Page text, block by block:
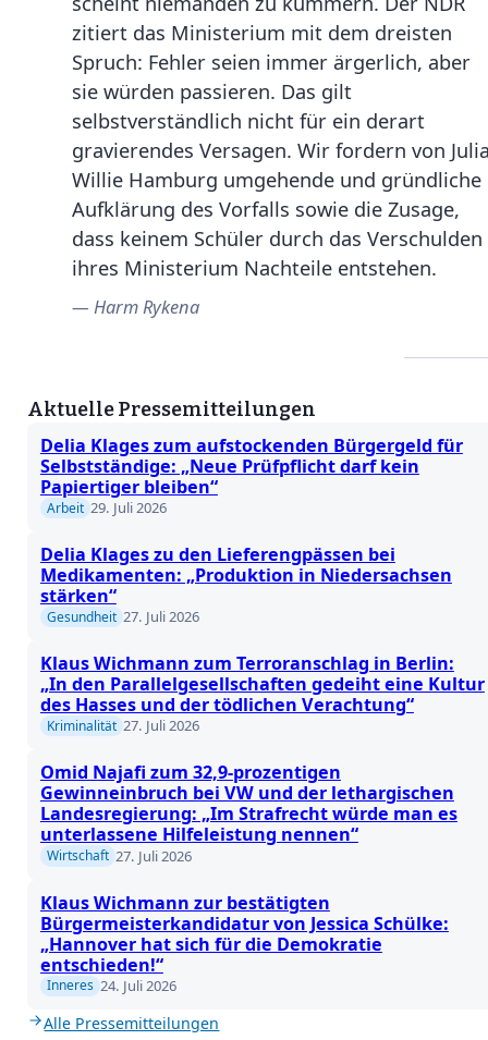
zitiert das Ministerium mit dem dreisten
Spruch: Fehler seien immer ärgerlich, aber
sie würden passieren. Das gilt
selbstverständlich nicht für ein derart
gravierendes Versagen. Wir fordern von
Willie Hamburg umgehende und gründliche
Aufklärung des Vorfalls sowie die Zusage,
dass keinem Schüler durch das Verschulden
ihres Ministerium Nachteile entstehen.
Harm Rykena
Aktuelle Pressemitteilungen
Delia Klages zum aufstockenden Bürgergeld für
Selbstständige: „Neue Prüfpflicht darf kein
Papiertiger bleiben“
Arbeit 29. Juli 2026
Delia Klages zu den Lieferengpässen bei
Medikamenten: „Produktion in Niedersachsen
stärken“
Gesundheit 27. Juli 2026
Klaus Wichmann zum Terroranschlag in Berlin:
„In den Parallelgesellschaften gedeiht eine Kultur
des Hasses und der tödlichen Verachtung“
Kriminalität 27. Juli 2026
Omid Najafi zum 32,9-prozentigen
Gewinneinbruch bei VW und der lethargischen
Landesregierung: „Im Strafrecht würde man es
unterlassene Hilfeleistung nennen“
Wirtschaft 27. Juli 2026
Klaus Wichmann zur bestätigten
Bürgermeisterkandidatur von Jessica Schülke:
„Hannover hat sich für die Demokratie
entschieden!“
Inneres 24. Juli 2026
Alle Pressemitteilungen